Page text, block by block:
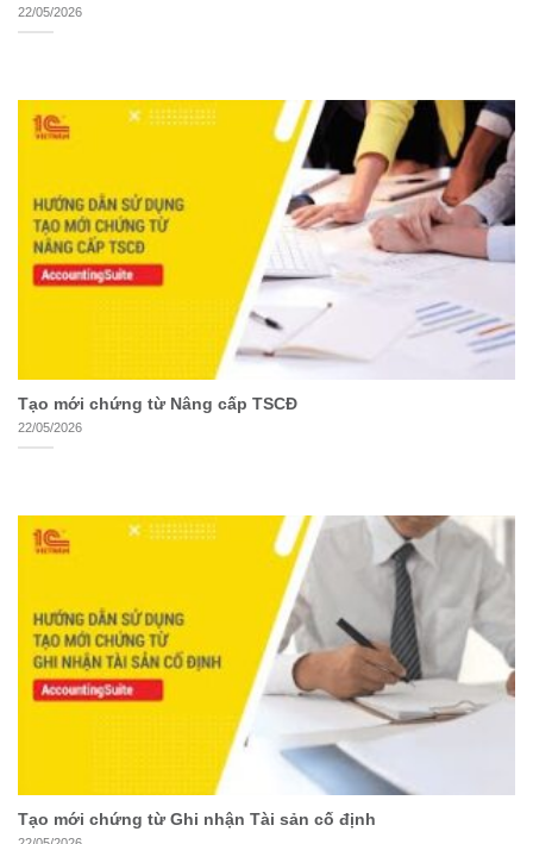
22/05/2026
Tạo mới chứng từ Nâng cấp TSCĐ
22/05/2026
Tạo mới chứng từ Ghi nhận Tài sản cố định